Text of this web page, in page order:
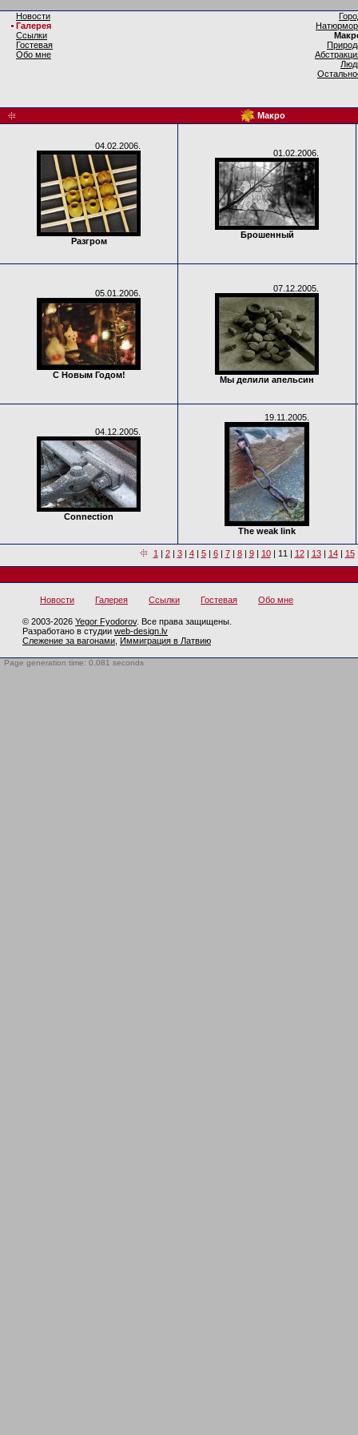
Новости
Галерея
Ссылки
Гостевая
Обо мне
Макро
04.02.2006.
Разгром
01.02.2006.
Брошенный
05.01.2006.
С Новым Годом!
07.12.2005.
Мы делили апельсин
04.12.2005.
Connection
19.11.2005.
The weak link
1 | 2| 3| 4| 5| 6| 7| 8| 9| 10| 11 | 12| 13| 14| 15
Новости Галерея Ссылки Гостевая Обо мне
© 2003-2026 Yegor Fyodorov. Все права защищены.
Разработано в студии web-design.lv
Слежение за вагонами Иммиграция в Латвию
Page generation time: 0.081 seconds